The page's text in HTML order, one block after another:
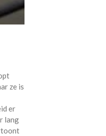
ze is
er
lang